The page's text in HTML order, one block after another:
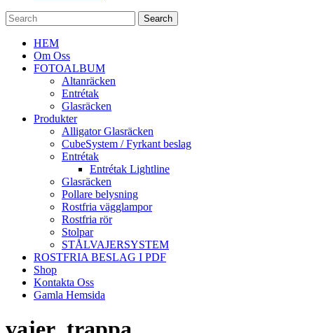
HEM
Om Oss
FOTOALBUM
Altanräcken
Entrétak
Glasräcken
Produkter
Alligator Glasräcken
CubeSystem / Fyrkant beslag
Entrétak
Entrétak Lightline
Glasräcken
Pollare belysning
Rostfria vägglampor
Rostfria rör
Stolpar
STÅLVAJERSYSTEM
ROSTFRIA BESLAG I PDF
Shop
Kontakta Oss
Gamla Hemsida